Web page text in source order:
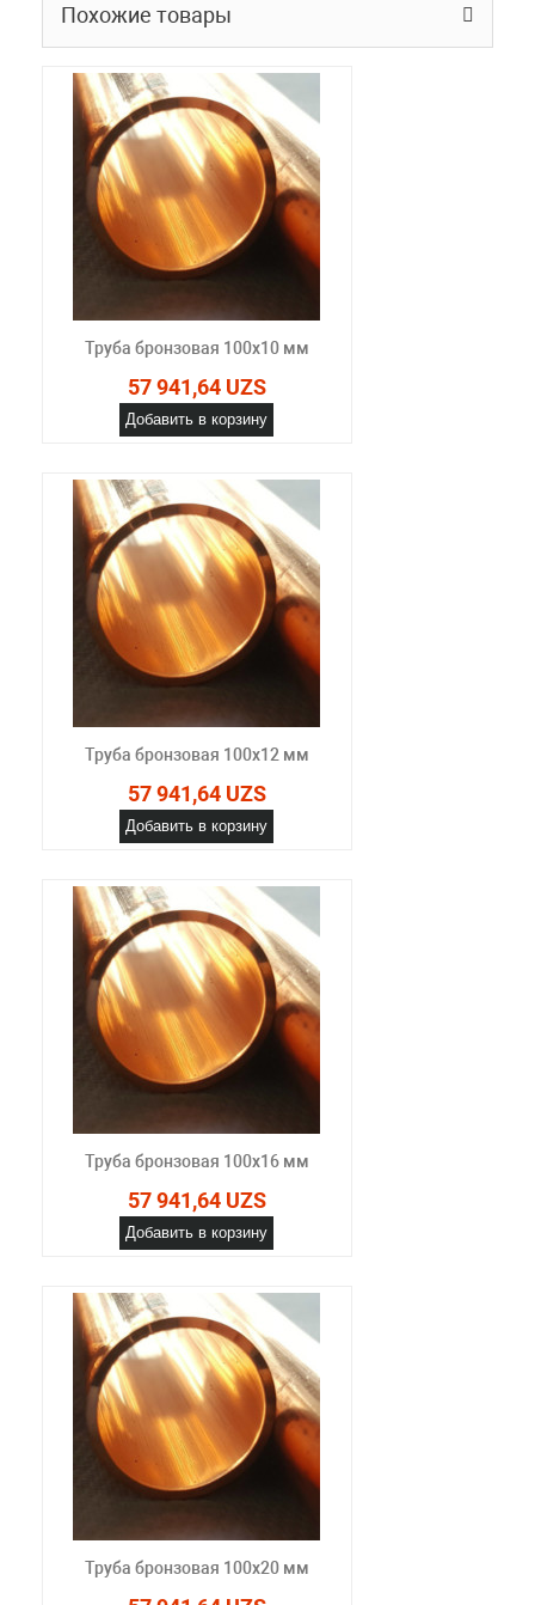
Похожие товары
Труба бронзовая 100x10 мм
57 941,64 UZS
Добавить в корзину
Труба бронзовая 100x12 мм
57 941,64 UZS
Добавить в корзину
Труба бронзовая 100x16 мм
57 941,64 UZS
Добавить в корзину
Труба бронзовая 100x20 мм